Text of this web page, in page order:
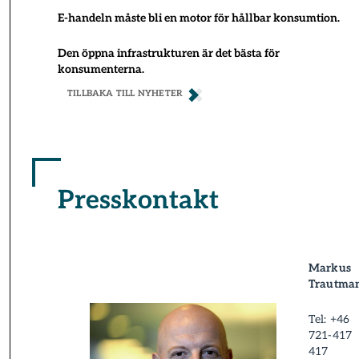
E-handeln måste bli en motor för hållbar konsumtion.
Den öppna infrastrukturen är det bästa för
konsumenterna.
TILLBAKA TILL NYHETER
Presskontakt
Markus
Tel: +46
721-417
417